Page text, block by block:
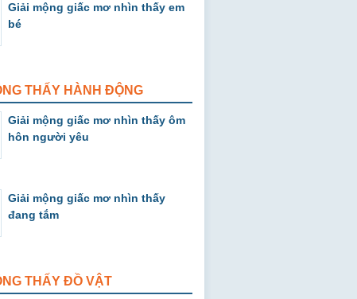
Giải mộng giấc mơ nhìn thấy em
bé
THẤY HÀNH ĐỘNG
Giải mộng giấc mơ nhìn thấy ôm
hôn người yêu
Giải mộng giấc mơ nhìn thấy
đang tắm
THẤY ĐỒ VẬT